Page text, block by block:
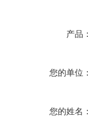
产品
您的单位
您的姓名